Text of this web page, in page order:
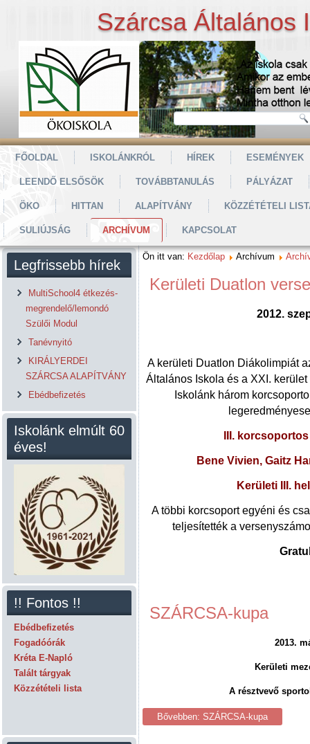
Szárcsa Általános
FŐOLDAL ISKOLÁNKRÓL HÍREK ESEMÉNYEK
LEENDŐ ELSŐSÖK TOVÁBBTANULÁS PÁLYÁZAT
ÖKO HITTAN ALAPÍTVÁNY KÖZZÉTÉTELI
SULIÚJSÁG ARCHÍVUM KAPCSOLAT
Legfrissebb hírek
MultiSchool4 étkezés-
megrendelő/lemondó
Szülői Modul
Tanévnyitó
KIRÁLYERDEI
SZÁRCSA ALAPÍTVÁNY
Ebédbefizetés
Iskolánk elmúlt 60
éves!
!! Fontos !!
Ebédbefizetés
Fogadóórák
Kréta E-Napló
Talált tárgyak
Közzétételi lista
Ön itt van: Kezdőlap Archívum
Kerületi Duatlon
2012.
A kerületi Duatlon Diákolimpiát
Általános Iskola és a XXI.
Iskolánk három
III.
Bene Vivien, Gaitz
Kerületi III.
A többi korcsoport egyéni és
teljesítették a
SZÁRCSA-kupa
2013.
Kerületi
A résztvevő
Bővebben: SZÁRCSA-kupa